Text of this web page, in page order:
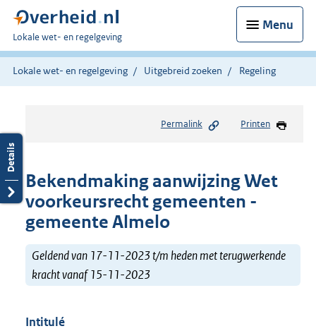
Menu
U
bent
hier:
Lokale wet- en regelgeving
Lokale wet- en regelgeving Uitgebreid zoeken Regeling
Permalink Printen
Bekendmaking aanwijzing Wet
voorkeursrecht gemeenten -
gemeente Almelo
Geldend van 17-11-2023 t/m heden met terugwerkende
kracht vanaf 15-11-2023
Intitulé